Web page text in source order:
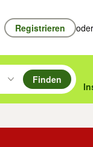
Registrieren oder
durchsuchen und
um zu suchen,
des gewählten Orts
Finden